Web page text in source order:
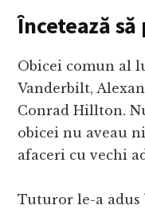
Încetează
Obicei comun al
Vanderbilt,
Conrad Hillton.
obicei nu aveau
afaceri cu vechi
Tuturor le-a adus